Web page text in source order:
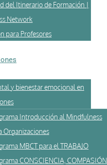
del Itinerario de Formación |
Network
para Profesores
y bienestar emocional en
Introducción al Mindfulness
Organizaciones
MBCT para el TRABAJO
CONSCIENCIA, COMPASIÓN